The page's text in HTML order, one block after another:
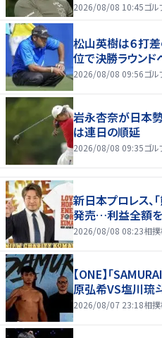
2026/08/08 10:45ゴル
松山英樹は６打
位で決勝ラウン
2026/08/08 09:56ゴル
岩永杏奈が日本
は連日の順延
2026/08/08 09:35ゴル
新日本プロレス、
発売…利益全額
2026/08/08 08:23相
【ONE】「
原弘希VS塩川琉
2026/08/07 23:18相